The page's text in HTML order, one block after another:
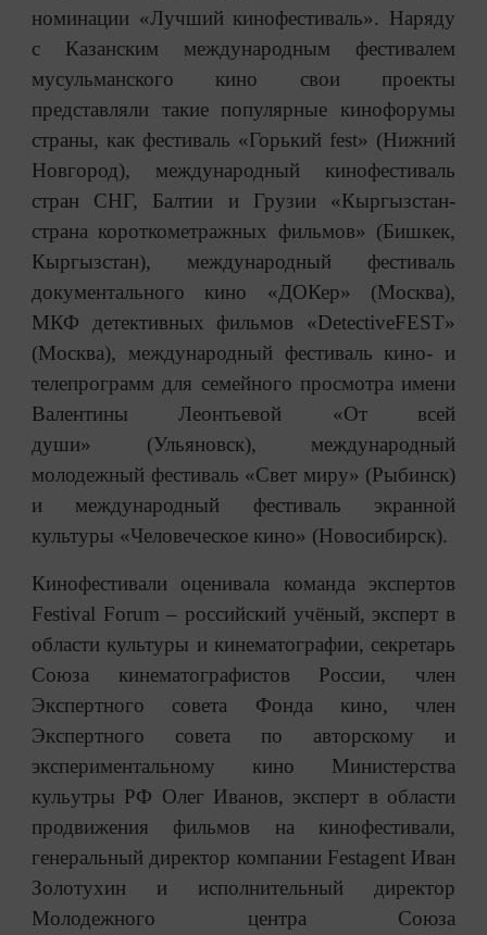
номинации «Лучший кинофестиваль». Наряду
с Казанским международным фестивалем
мусульманского кино свои проекты
представляли такие популярные кинофорумы
страны, как фестиваль «Горький fest» (Нижний
Новгород), международный кинофестиваль
стран СНГ, Балтии и Грузии «Кыргызстан-
страна короткометражных фильмов» (Бишкек,
Кыргызстан), международный фестиваль
документального кино «ДОКер» (Москва),
МКФ детективных фильмов «DetectiveFEST»
(Москва), международный фестиваль кино- и
телепрограмм для семейного просмотра имени
Валентины Леонтьевой «От всей
души» (Ульяновск), международный
молодежный фестиваль «Свет миру» (Рыбинск)
и международный фестиваль экранной
культуры «Человеческое кино» (Новосибирск).
Кинофестивали оценивала команда экспертов
Festival Forum ‒ российский учёный, эксперт в
области культуры и кинематографии, секретарь
Союза кинематографистов России, член
Экспертного совета Фонда кино, член
Экспертного совета по авторскому и
экспериментальному кино Министерства
кульутры РФ Олег Иванов, эксперт в области
продвижения фильмов на кинофестивали,
генеральный директор компании Festagent Иван
Золотухин и исполнительный директор
Молодежного центра Союза